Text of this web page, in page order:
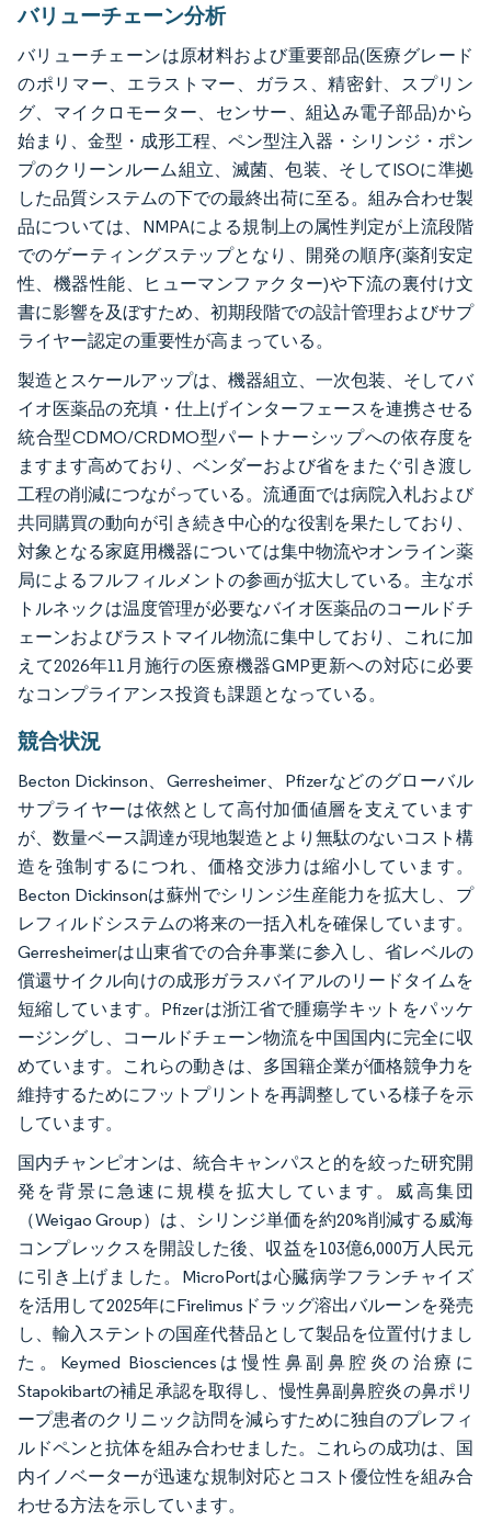
バリューチェーン分析
バリューチェーンは原材料および重要部品(医療グレード
のポリマー、エラストマー、ガラス、精密針、スプリン
グ、マイクロモーター、センサー、組込み電子部品)から
始まり、金型・成形工程、ペン型注入器・シリンジ・ポン
プのクリーンルーム組立、滅菌、包装、そしてISOに準拠
した品質システムの下での最終出荷に至る。組み合わせ製
品については、NMPAによる規制上の属性判定が上流段階
でのゲーティングステップとなり、開発の順序(薬剤安定
性、機器性能、ヒューマンファクター)や下流の裏付け文
書に影響を及ぼすため、初期段階での設計管理およびサプ
ライヤー認定の重要性が高まっている。
製造とスケールアップは、機器組立、一次包装、そしてバ
イオ医薬品の充填・仕上げインターフェースを連携させる
統合型CDMO/CRDMO型パートナーシップへの依存度を
ますます高めており、ベンダーおよび省をまたぐ引き渡し
工程の削減につながっている。流通面では病院入札および
共同購買の動向が引き続き中心的な役割を果たしており、
対象となる家庭用機器については集中物流やオンライン薬
局によるフルフィルメントの参画が拡大している。主なボ
トルネックは温度管理が必要なバイオ医薬品のコールドチ
ェーンおよびラストマイル物流に集中しており、これに加
えて2026年11月施行の医療機器GMP更新への対応に必要
なコンプライアンス投資も課題となっている。
競合状況
Becton Dickinson、Gerresheimer、Pfizerなどのグローバル
サプライヤーは依然として高付加価値層を支えています
が、数量ベース調達が現地製造とより無駄のないコスト構
造を強制するにつれ、価格交渉力は縮小しています。
Becton Dickinsonは蘇州でシリンジ生産能力を拡大し、プ
レフィルドシステムの将来の一括入札を確保しています。
Gerresheimerは山東省での合弁事業に参入し、省レベルの
償還サイクル向けの成形ガラスバイアルのリードタイムを
短縮しています。Pfizerは浙江省で腫瘍学キットをパッケ
ージングし、コールドチェーン物流を中国国内に完全に収
めています。これらの動きは、多国籍企業が価格競争力を
維持するためにフットプリントを再調整している様子を示
しています。
国内チャンピオンは、統合キャンパスと的を絞った研究開
発を背景に急速に規模を拡大しています。威高集団
（Weigao Group）は、シリンジ単価を約20%削減する威海
コンプレックスを開設した後、収益を103億6,000万人民元
に引き上げました。MicroPortは心臓病学フランチャイズ
を活用して2025年にFirelimusドラッグ溶出バルーンを発売
し、輸入ステントの国産代替品として製品を位置付けまし
た。Keymed Biosciencesは慢性鼻副鼻腔炎の治療に
Stapokibartの補足承認を取得し、慢性鼻副鼻腔炎の鼻ポリ
ープ患者のクリニック訪問を減らすために独自のプレフィ
ルドペンと抗体を組み合わせました。これらの成功は、国
内イノベーターが迅速な規制対応とコスト優位性を組み合
わせる方法を示しています。